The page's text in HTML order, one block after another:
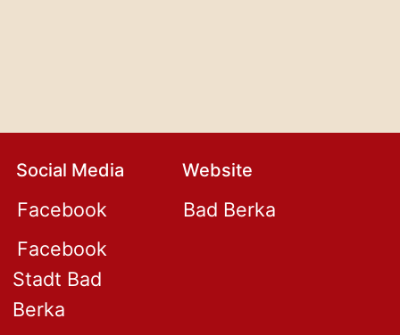
Social Media
Facebook
Facebook
Stadt Bad
Berka
Website
Bad Berka